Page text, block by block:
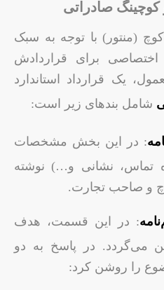
کوچینگ صادراتی
(منتور) با توجه به سبک
اختصاصی برای قراردادش
یک قرارداد استاندارد
شامل بندهای زیر است:
: در این بخش مشخصات
تماس، نشانی و…) نوشته
و صاحب تجارت.
: در این قسمت، هدف
می‌گردد. در پاسخ به دو
را روشن کرد: